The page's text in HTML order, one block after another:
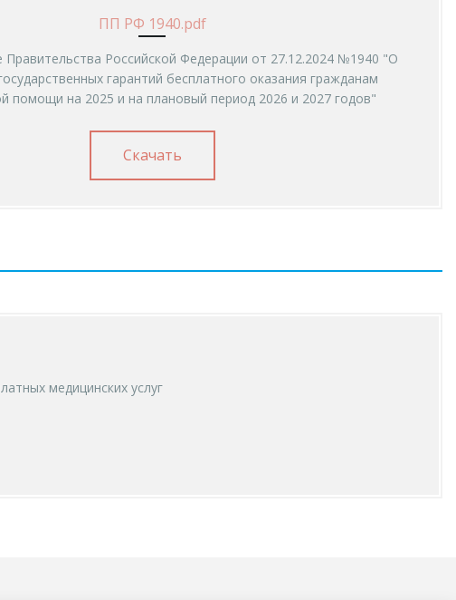
ПП РФ 1940.pdf
Правительства Российской Федерации от 27.12.2024 №1940 "О
гарантий бесплатного оказания гражданам
помощи на 2025 и на плановый период 2026 и 2027 годов"
Скачать
медицинских услуг